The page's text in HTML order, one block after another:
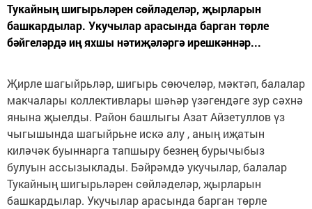
Тукайның шигырьләрен сөйләделәр, җырларын
башкардылар. Укучылар арасында барган төрле
бәйгеләрдә иң яхшы нәтиҗәләргә ирешкәннәр...
Җирле шагыйрьләр, шигырь сөючеләр, мәктәп, балалар
макчалары коллективлары шәһәр үзәгендәге зур сәхнә
янына җыелды. Район башлыгы Азат Айзетуллов үз
чыгышында шагыйрьне искә алу , аның иҗатын
киләчәк буыннарга тапшыру безнең бурычыбыз
булуын ассызыклады. Бәйрәмдә укучылар, балалар
Тукайның шигырьләрен сөйләделәр, җырларын
башкардылар. Укучылар арасында барган төрле